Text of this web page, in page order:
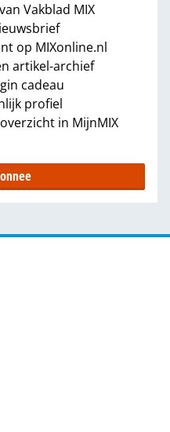
Vakblad MIX
op MIXonline.nl
artikel-archief
cadeau
profiel
in MijnMIX